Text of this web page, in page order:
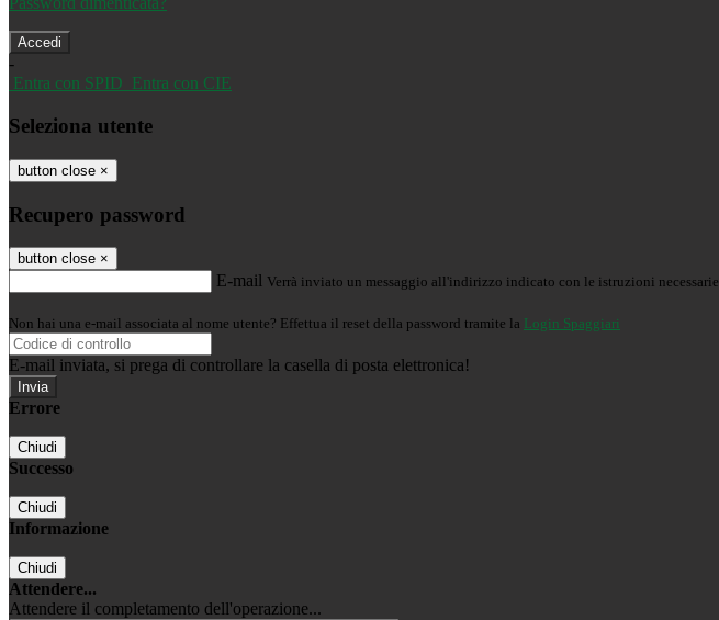
-
Entra con SPID Entra con CIE
Seleziona utente
button close ×
Recupero password
button close ×
E-mail Verrà inviato un messaggio all'indirizzo indicato con le istruzioni
Non hai una e-mail associata al nome utente? Effettua il reset della password tramite la Login Spaggiari
E-mail inviata, si prega di controllare la casella di posta elettronica!
Errore
Chiudi
Successo
Chiudi
Informazione
Chiudi
Attendere...
Attendere il completamento dell'operazione...